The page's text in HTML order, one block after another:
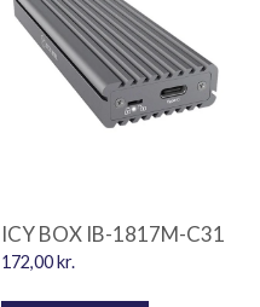
ICY BOX IB-1817M-C31
172,00kr.